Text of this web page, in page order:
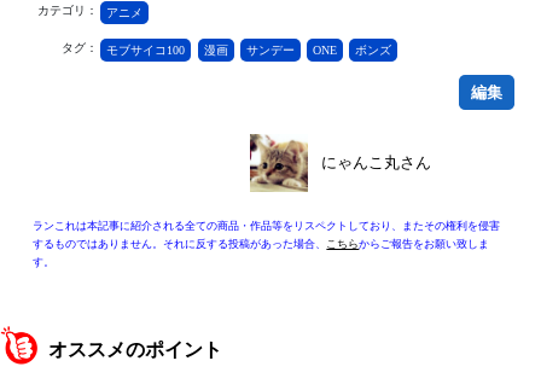
カテゴリ： アニメ
タグ： モブサイコ100 漫画 サンデー ONE ボンズ
編集
にゃんこ丸さん
ランこれは本記事に紹介される全ての商品・作品等をリスペクトしており、またその権利を侵害
するものではありません。それに反する投稿があった場合、
こちらからご報告をお願い致しま
す。
オススメのポイント